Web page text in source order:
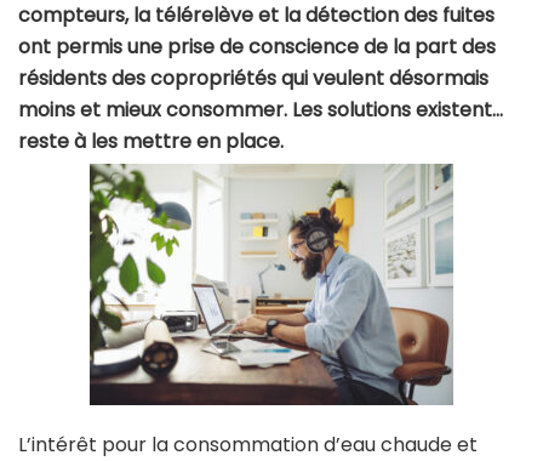
compteurs, la télérelève et la détection des fuites
ont permis une prise de conscience de la part des
résidents des copropriétés qui veulent désormais
moins et mieux consommer. Les solutions existent…
reste à les mettre en place.
L’intérêt pour la consommation d’eau chaude et